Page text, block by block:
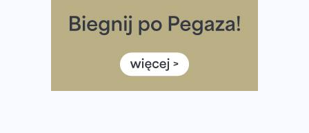
Ile razy w tygodniu biegać? 3 treningi wystarczą? Jak
często biegać, żeby robić postępy
Już w ten weekend! Przed nami Nocny Portowy Maraton
i Półmaraton Szczeciński. Wszystko, co warto wiedzieć